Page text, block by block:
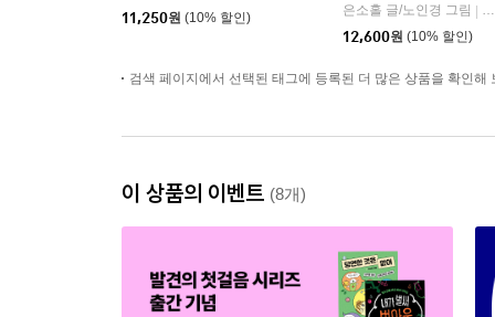
11,250원 (10% 할인) 은소홀 글/노인경 그림
12,600원 (10% 할인)
검색 페이지에서 선택된 태그에 등록된 더 많은 상품을 확인해
이 상품의 이벤트 (8개)